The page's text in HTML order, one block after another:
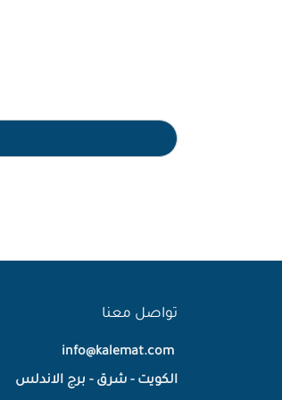
تواصل معنا
info@kalemat.com
الكويت - شرق - برج الاندلس